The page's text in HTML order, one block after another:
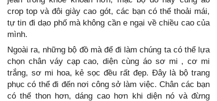
crop top và đôi giày cao gót, các bạn có thể thoải mái,
tự tin đi dạo phố mà không cần e ngại về chiều cao của
mình.
Ngoài ra, những bộ đồ mà để đi làm chúng ta có thể lựa
chọn chân váy cạp cao, diện cùng áo sơ mi , cơ mi
trắng, sơ mi hoa, kẻ sọc đều rất đẹp. Đây là bộ trang
phục có thể đi đến nơi công sở làm việc. Chân các bạn
có thể thon hơn, dáng cao hơn khi diện nó và đừng